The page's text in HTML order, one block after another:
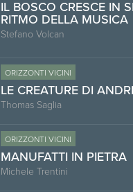
IL BOSCO CRESCE IN
RITMO DELLA MUSICA
Stefano Volcan
ORIZZONTI VICINI
LE CREATURE DI
Thomas Saglia
ORIZZONTI VICINI
MANUFATTI IN PIETRA
Michele Trentini